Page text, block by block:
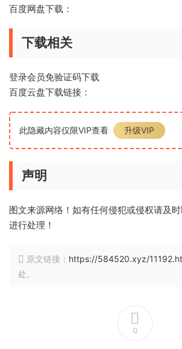
百度网盘下载：
下载相关
登录会员免验证码下载
百度云盘下载链接：
此隐藏内容仅限VIP查看 升级VIP
声明
图文来源网络！如有任何侵犯或侵权请及
进行处理！
原文链接： https://584520.xyz/
处。
0